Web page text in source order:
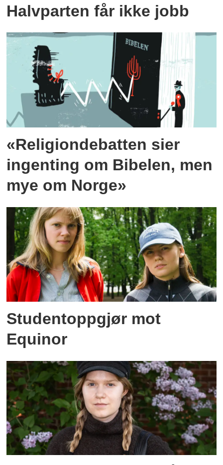
Halvparten får ikke jobb
«Religiondebatten sier
ingenting om Bibelen, men
mye om Norge»
Studentoppgjør mot
Equinor